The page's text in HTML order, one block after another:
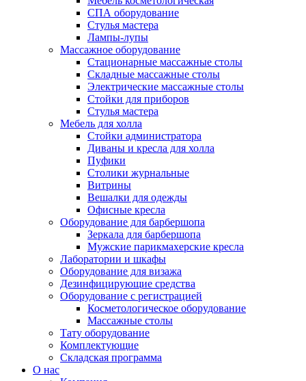
СПА оборудование
Стулья мастера
Лампы-лупы
Массажное оборудование
Стационарные массажные столы
Складные массажные столы
Электрические массажные столы
Стойки для приборов
Стулья мастера
Мебель для холла
Стойки администратора
Диваны и кресла для холла
Пуфики
Столики журнальные
Витрины
Вешалки для одежды
Офисные кресла
Оборудование для барбершопа
Зеркала для барбершопа
Мужские парикмахерские кресла
Лаборатории и шкафы
Оборудование для визажа
Дезинфицирующие средства
Оборудование с регистрацией
Косметологическое оборудование
Массажные столы
Тату оборудование
Комплектующие
Складская программа
О нас